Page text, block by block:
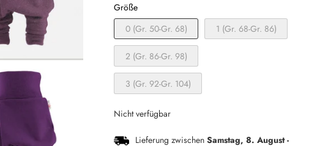
Größe
0 (Gr. 50-Gr. 68)
1 (Gr. 68-Gr. 86)
2 (Gr. 86-Gr. 98)
3 (Gr. 92-Gr. 104)
Nicht verfügbar
Lieferung zwischen Samstag, 8. August-